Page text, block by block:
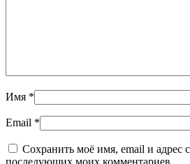
Имя *
Email *
Сохранить моё имя, email и адрес
последующих моих комментариев.